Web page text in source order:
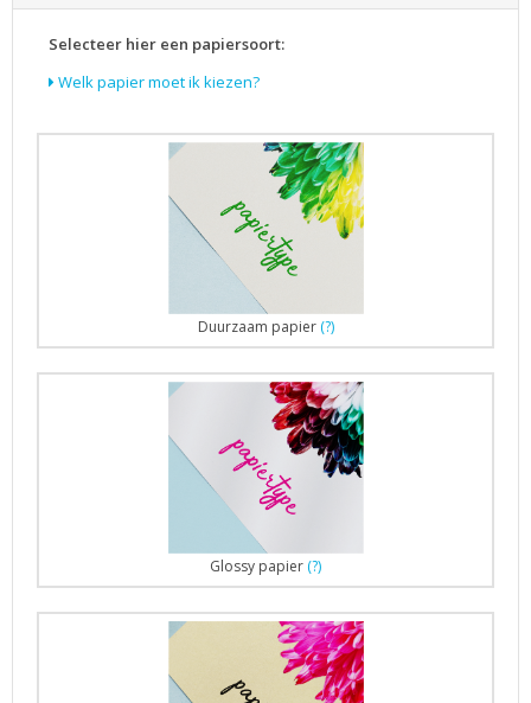
Selecteer hier een papiersoort:
Welk papier moet ik kiezen?
Duurzaam papier (?)
Glossy papier (?)